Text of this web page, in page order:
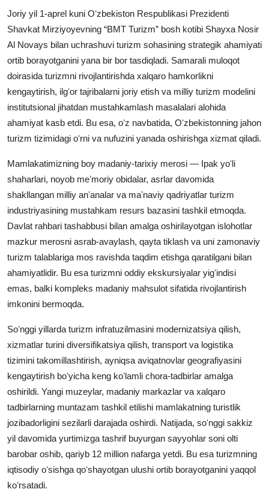
Joriy yil 1-aprel kuni Oʻzbekiston Respublikasi Prezidenti
Shavkat Mirziyoyevning “BMT Turizm” bosh kotibi Shayxa Nosir
Al Novays bilan uchrashuvi turizm sohasining strategik ahamiyati
ortib borayotganini yana bir bor tasdiqladi. Samarali muloqot
doirasida turizmni rivojlantirishda xalqaro hamkorlikni
kengaytirish, ilgʻor tajribalarni joriy etish va milliy turizm modelini
institutsional jihatdan mustahkamlash masalalari alohida
ahamiyat kasb etdi. Bu esa, oʻz navbatida, Oʻzbekistonning jahon
turizm tizimidagi oʻrni va nufuzini yanada oshirishga xizmat qiladi.
Mamlakatimizning boy madaniy-tarixiy merosi — Ipak yoʻli
shaharlari, noyob meʼmoriy obidalar, asrlar davomida
shakllangan milliy anʼanalar va maʼnaviy qadriyatlar turizm
industriyasining mustahkam resurs bazasini tashkil etmoqda.
Davlat rahbari tashabbusi bilan amalga oshirilayotgan islohotlar
mazkur merosni asrab-avaylash, qayta tiklash va uni zamonaviy
turizm talablariga mos ravishda taqdim etishga qaratilgani bilan
ahamiyatlidir. Bu esa turizmni oddiy ekskursiyalar yigʻindisi
emas, balki kompleks madaniy mahsulot sifatida rivojlantirish
imkonini bermoqda.
Soʻnggi yillarda turizm infratuzilmasini modernizatsiya qilish,
xizmatlar turini diversifikatsiya qilish, transport va logistika
tizimini takomillashtirish, ayniqsa aviqatnovlar geografiyasini
kengaytirish boʻyicha keng koʻlamli chora-tadbirlar amalga
oshirildi. Yangi muzeylar, madaniy markazlar va xalqaro
tadbirlarning muntazam tashkil etilishi mamlakatning turistlik
jozibadorligini sezilarli darajada oshirdi. Natijada, soʻnggi sakkiz
yil davomida yurtimizga tashrif buyurgan sayyohlar soni olti
barobar oshib, qariyb 12 million nafarga yetdi. Bu esa turizmning
iqtisodiy oʻsishga qoʻshayotgan ulushi ortib borayotganini yaqqol
koʻrsatadi.